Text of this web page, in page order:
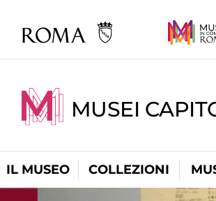
MUSEI
IL MUSEO COLLEZIONI